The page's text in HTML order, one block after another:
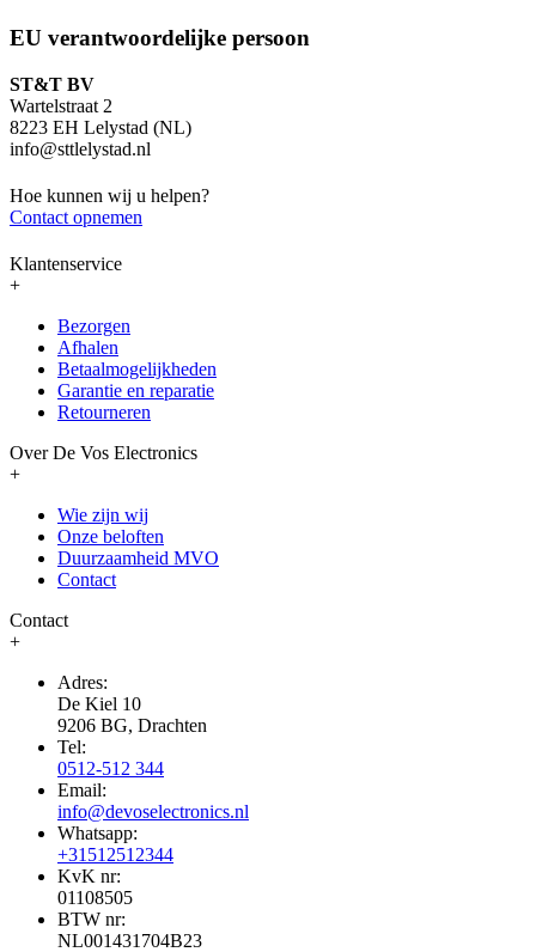
EU verantwoordelijke persoon
ST&T BV
Wartelstraat 2
8223 EH Lelystad (NL)
info@sttlelystad.nl
Hoe kunnen wij u helpen?
Contact opnemen
Klantenservice
+
Bezorgen
Afhalen
Betaalmogelijkheden
Garantie en reparatie
Retourneren
Over De Vos Electronics
+
Wie zijn wij
Onze beloften
Duurzaamheid MVO
Contact
Contact
+
Adres:
De Kiel 10
9206 BG, Drachten
Tel:
0512-512 344
Email:
info@devoselectronics.nl
Whatsapp:
+31512512344
KvK nr:
01108505
BTW nr:
NL001431704B23